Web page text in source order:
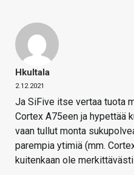
Hkultala
2.12.2021
Ja SiFive itse vertaa tuota
Cortex A75een ja hypettää
vaan tullut monta
parempia ytimiä (mm.
kuitenkaan ole